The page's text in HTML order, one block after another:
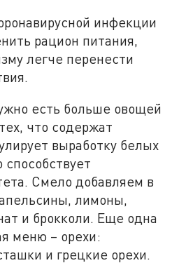
инфекции
рацион питания,
легче перенести
есть больше овощей
что содержат
выработку белых
способствует
Смело добавляем в
лимоны,
и брокколи. Еще одна
меню – орехи:
и грецкие орехи.